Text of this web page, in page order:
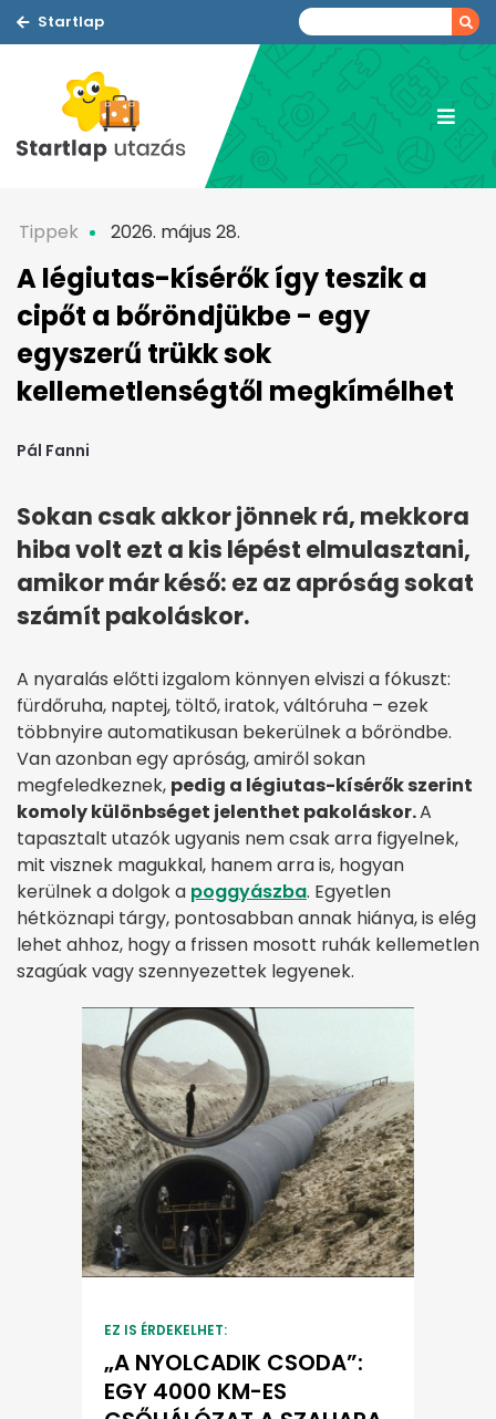
Startlap
Tippek 2026. május 28.
A légiutas-kísérők így teszik a
cipőt a bőröndjükbe - egy
egyszerű trükk sok
kellemetlenségtől megkímélhet
Pál Fanni
Sokan csak akkor jönnek rá, mekkora
hiba volt ezt a kis lépést elmulasztani,
amikor már késő: ez az apróság sokat
számít pakoláskor.
A nyaralás előtti izgalom könnyen elviszi a fókuszt:
fürdőruha, naptej, töltő, iratok, váltóruha – ezek
többnyire automatikusan bekerülnek a bőröndbe.
Van azonban egy apróság, amiről sokan
megfeledkeznek, pedig a légiutas-kísérők szerint
komoly különbséget jelenthet pakoláskor.A
tapasztalt utazók ugyanis nem csak arra figyelnek,
mit visznek magukkal, hanem arra is, hogyan
kerülnek a dolgok a poggyászba. Egyetlen
hétköznapi tárgy, pontosabban annak hiánya, is elég
lehet ahhoz, hogy a frissen mosott ruhák kellemetlen
szagúak vagy szennyezettek legyenek.
EZ IS ÉRDEKELHET:
„A NYOLCADIK CSODA”:
EGY 4000 KM-ES